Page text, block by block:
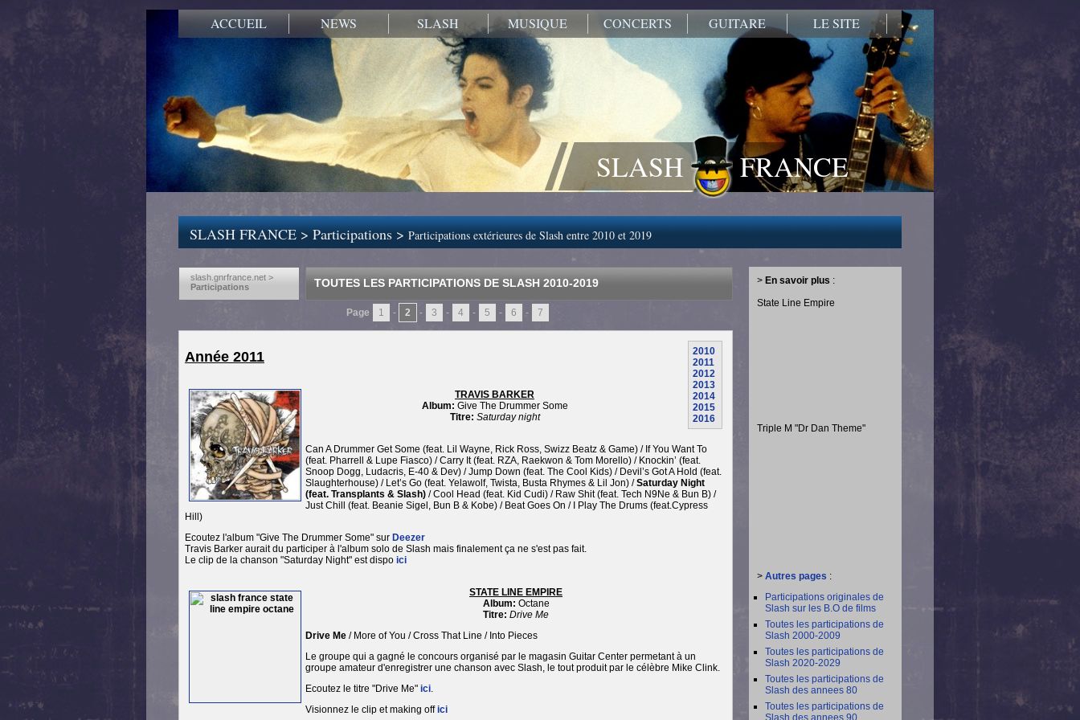
ACCUEIL NEWS SLASH MUSIQUE CONCERTS GUITARE LE SITE
SLASH FRANCE
SLASH FRANCE>Participations>Participations extérieures de Slash entre 2010 et 2019
slash.gnrfrance.net >
Participations
TOUTES LES PARTICIPATIONS DE SLASH 2010-2019
Page 1 - 2 - 3 - 4 - 5 - 6 - 7
2010
2011
2012
2013
2014
2015
2016
Année 2011
TRAVIS BARKER
Album: Give The Drummer Some
Titre: Saturday night
Can A Drummer Get Some (feat. Lil Wayne, Rick Ross, Swizz Beatz & Game) / If You Want To
(feat. Pharrell & Lupe Fiasco) / Carry It (feat. RZA, Raekwon & Tom Morello) / Knockin’ (feat.
Snoop Dogg, Ludacris, E-40 & Dev) / Jump Down (feat. The Cool Kids) / Devil’s Got A Hold (feat.
Slaughterhouse) / Let’s Go (feat. Yelawolf, Twista, Busta Rhymes & Lil Jon) /Saturday Night
(feat. Transplants & Slash) / Cool Head (feat. Kid Cudi) / Raw Shit (feat. Tech N9Ne & Bun B) /
Just Chill (feat. Beanie Sigel, Bun B & Kobe) / Beat Goes On / I Play The Drums (feat.Cypress
Hill)
Ecoutez l'album "Give The Drummer Some" sur Deezer
Travis Barker aurait du participer à l'album solo de Slash mais finalement ça ne s'est pas fait.
Le clip de la chanson "Saturday Night" est dispo ici
STATE LINE EMPIRE
Album: Octane
Titre: Drive Me
Drive Me / More of You / Cross That Line / Into Pieces
Le groupe qui a gagné le concours organisé par le magasin Guitar Center permetant à un
groupe amateur d'enregistrer une chanson avec Slash, le tout produit par le célèbre Mike Clink.
Ecoutez le titre "Drive Me" ici.
Visionnez le clip et making offici
> En savoir plus :
State Line Empire
Triple M "Dr Dan Theme"
> Autres pages :
Participations originales de
Slash sur les B.O de films
Toutes les participations de
Slash 2000-2009
Toutes les participations de
Slash 2020-2029
Toutes les participations de
Slash des annees 80
Toutes les participations de
Slash des annees 90